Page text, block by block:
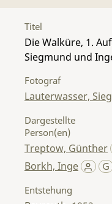
Titel
Die Walküre, 1.
Siegmund und
Fotograf
Lauterwasser,
Dargestellte
Person(en)
Treptow, Günther
Borkh, Inge
Entstehung